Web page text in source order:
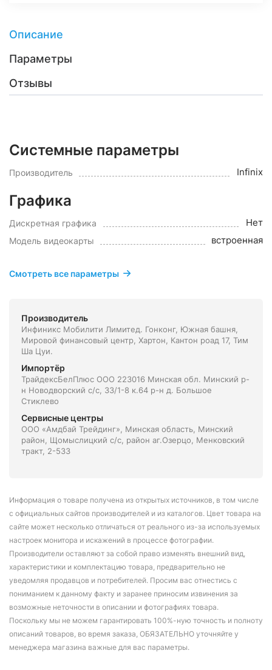
Описание
Параметры
Отзывы
Системные параметры
Производитель Infinix
Графика
Дискретная графика Нет
Модель видеокарты встроенная
Смотреть все параметры
Производитель
Инфиникс Мобилити Лимитед. Гонконг, Южная башня,
Мировой финансовый центр, Хартон, Кантон роад 17, Тим
Ша Цуи.
Импортёр
ТрайдексБелПлюс ООО 223016 Минская обл. Минский р-
н Новодворский с/с, 33/1-8 к.64 р-н д. Большое
Стиклево
Сервисные центры
ООО «Амдбай Трейдинг», Минская область, Минский
район, Щомыслицкий с/с, район аг.Озерцо, Менковский
тракт, 2-533
Информация о товаре получена из открытых источников, в том числе
с официальных сайтов производителей и из каталогов. Цвет товара на
сайте может несколько отличаться от реального из-за используемых
настроек монитора и искажений в процессе фотографии.
Производители оставляют за собой право изменять внешний вид,
характеристики и комплектацию товара, предварительно не
уведомляя продавцов и потребителей. Просим вас отнестись с
пониманием к данному факту и заранее приносим извинения за
возможные неточности в описании и фотографиях товара.
Поскольку мы не можем гарантировать 100%-ную точность и полноту
описаний товаров, во время заказа, ОБЯЗАТЕЛЬНО уточняйте у
менеджера магазина важные для вас параметры.